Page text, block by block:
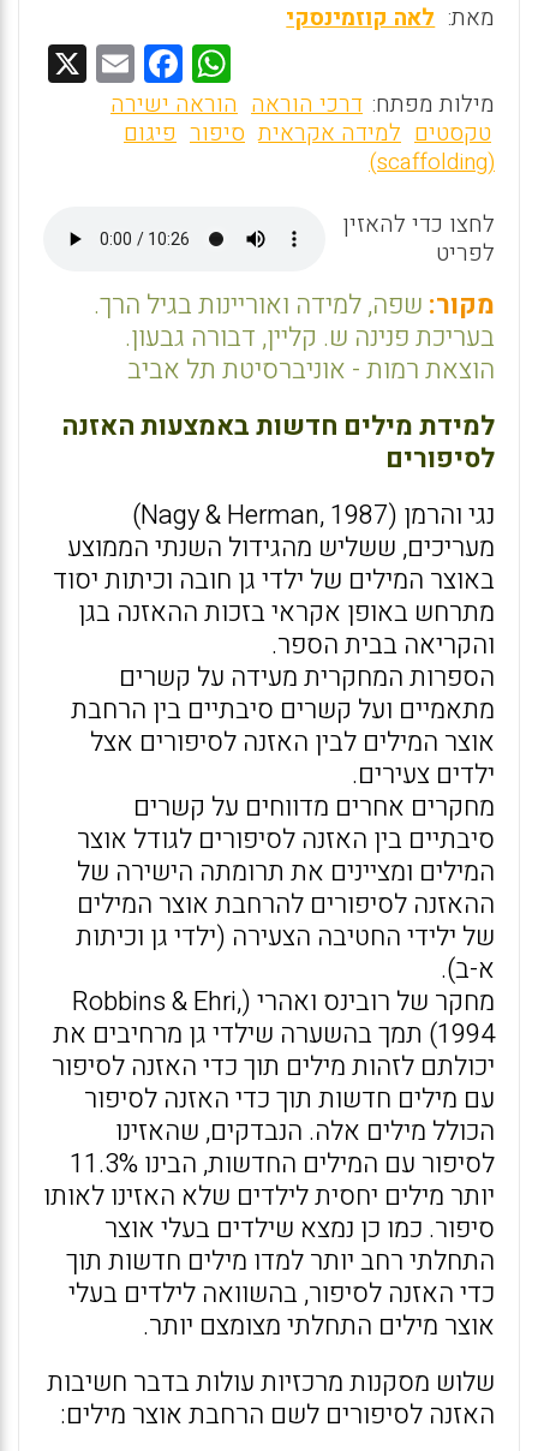
מאת: לאה קוזמינסקי
W
h
at
A
p
p
F
a
ce
o
o
k
E
m מילות מפתח: דרכי הוראה הוראה ישירה
טקסטים למידה אקראית סיפור פיגום
(scaffolding)
לחצו כדי להאזין
לפריט
מקור: שפה, למידה ואוריינות בגיל הרך.
בעריכת פנינה ש. קליין, דבורה גבעון.
הוצאת רמות - אוניברסיטת תל אביב
למידת מילים חדשות באמצעות האזנה
לסיפורים
נגי והרמן (Nagy & Herman, 1987)
מעריכים, ששליש מהגידול השנתי הממוצע
באוצר המילים של ילדי גן חובה וכיתות יסוד
מתרחש באופן אקראי בזכות ההאזנה בגן
והקריאה בבית הספר.
הספרות המחקרית מעידה על קשרים
מתאמיים ועל קשרים סיבתיים בין הרחבת
אוצר המילים לבין האזנה לסיפורים אצל
ילדים צעירים.
מחקרים אחרים מדווחים על קשרים
סיבתיים בין האזנה לסיפורים לגודל אוצר
המילים ומציינים את תרומתה הישירה של
ההאזנה לסיפורים להרחבת אוצר המילים
של ילידי החטיבה הצעירה (ילדי גן וכיתות
א-ב).
מחקר של רובינס ואהרי (Robbins & Ehri,
1994) תמך בהשערה שילדי גן מרחיבים את
יכולתם לזהות מילים תוך כדי האזנה לסיפור
עם מילים חדשות תוך כדי האזנה לסיפור
הכולל מילים אלה. הנבדקים, שהאזינו
לסיפור עם המילים החדשות, הבינו 11.3%
יותר מילים יחסית לילדים שלא האזינו לאותו
סיפור. כמו כן נמצא שילדים בעלי אוצר
התחלתי רחב יותר למדו מילים חדשות תוך
כדי האזנה לסיפור, בהשוואה לילדים בעלי
אוצר מילים התחלתי מצומצם יותר.
שלוש מסקנות מרכזיות עולות בדבר חשיבות
האזנה לסיפורים לשם הרחבת אוצר מילים: